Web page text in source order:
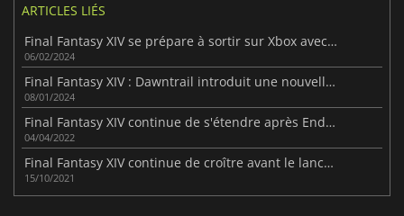
ARTICLES LIÉS
Final Fantasy XIV se prépare à sortir sur Xbox avec une bêta ouverte
06/02/2024
Final Fantasy XIV : Dawntrail introduit une nouvelle classe
08/01/2024
Final Fantasy XIV continue de s'étendre après Endwalker
04/04/2022
Final Fantasy XIV continue de croître avant le lancement d'Endwalker
15/10/2021